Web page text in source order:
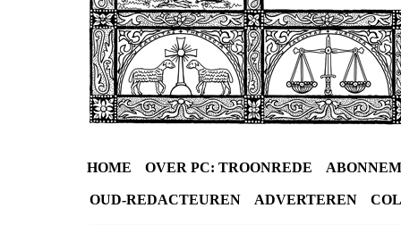
HOME OVER PC: TROONREDE
OUD-REDACTEUREN ADVERTEREN